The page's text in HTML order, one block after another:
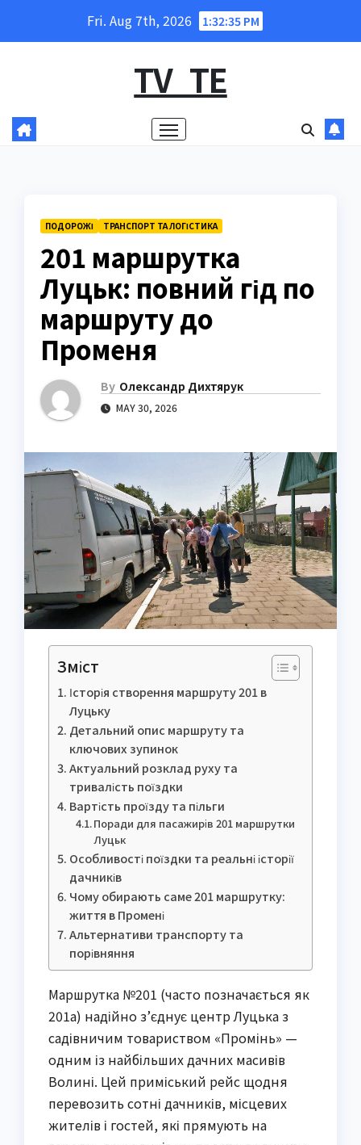
Fri. Aug 7th, 2026 1:32:36 PM
TV_TE
ПОДОРОЖІ ТРАНСПОРТ ТА ЛОГІСТИКА
201 маршрутка
Луцьк: повний гід по
маршруту до
Променя
By Олександр Дихтярук
MAY 30, 2026
Зміст
Історія створення маршруту 201 в
Луцьку
Детальний опис маршруту та
ключових зупинок
Актуальний розклад руху та
тривалість поїздки
Вартість проїзду та пільги
Поради для пасажирів 201 маршрутки
Луцьк
Особливості поїздки та реальні історії
дачників
Чому обирають саме 201 маршрутку:
життя в Промені
Альтернативи транспорту та
порівняння
Маршрутка №201 (часто позначається як
201а) надійно з’єднує центр Луцька з
садівничим товариством «Промінь» —
одним із найбільших дачних масивів
Волині. Цей приміський рейс щодня
перевозить сотні дачників, місцевих
жителів і гостей, які прямують на